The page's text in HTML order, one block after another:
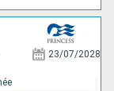
23/07/2028